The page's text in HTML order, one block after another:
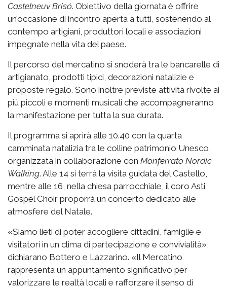
Castelneuv Brisó. Obiettivo della giornata è offrire
un’occasione di incontro aperta a tutti, sostenendo al
contempo artigiani, produttori locali e associazioni
impegnate nella vita del paese.
Il percorso del mercatino si snoderà tra le bancarelle di
artigianato, prodotti tipici, decorazioni natalizie e
proposte regalo. Sono inoltre previste attività rivolte ai
più piccoli e momenti musicali che accompagneranno
la manifestazione per tutta la sua durata.
Il programma si aprirà alle 10.40 con la quarta
camminata natalizia tra le colline patrimonio Unesco,
organizzata in collaborazione con Monferrato Nordic
Walking. Alle 14 si terrà la visita guidata del Castello,
mentre alle 16, nella chiesa parrocchiale, il coro Asti
Gospel Choir proporrà un concerto dedicato alle
atmosfere del Natale.
«Siamo lieti di poter accogliere cittadini, famiglie e
visitatori in un clima di partecipazione e convivialità»,
dichiarano Bottero e Lazzarino. «Il Mercatino
rappresenta un appuntamento significativo per
valorizzare le realtà locali e rafforzare il senso di